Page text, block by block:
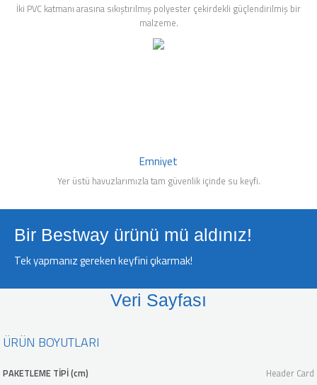
İki PVC katmanı arasına sıkıştırılmış polyester çekirdekli güçlendirilmiş bir
malzeme.
Emniyet
Yer üstü havuzlarımızla tam güvenlik içinde su keyfi.
Bir Bestway ürünü mü aldınız!
Tek yapmanız gereken keyfini çıkarmak!
Veri Sayfası
ÜRÜN BOYUTLARI
PAKETLEME TİPİ (cm) Header Card